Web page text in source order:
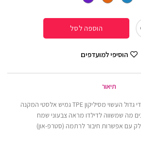
הוספה לסל
הוסיפי למועדפים
תיאור
דמוי איבר מין זכרי ראליסטי די גדול העשוי מסיליקון TPE גמיש אלסטי המקנה
מה שמשווה לדילדו מראה צבעוני שמח
עם אפשרות חיבור לרתמה (סטרפ-און)